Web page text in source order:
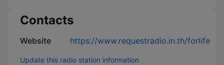
Contacts
Website https://www.requestradio.in.th/forlife
Update this radio station information